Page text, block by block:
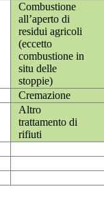
Combustione
all’aperto di
residui agricoli
(eccetto
combustione in
situ delle
stoppie)
Cremazione
Altro
trattamento di
rifiuti